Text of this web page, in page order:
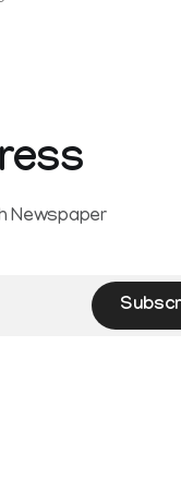
the government to
Newspaper